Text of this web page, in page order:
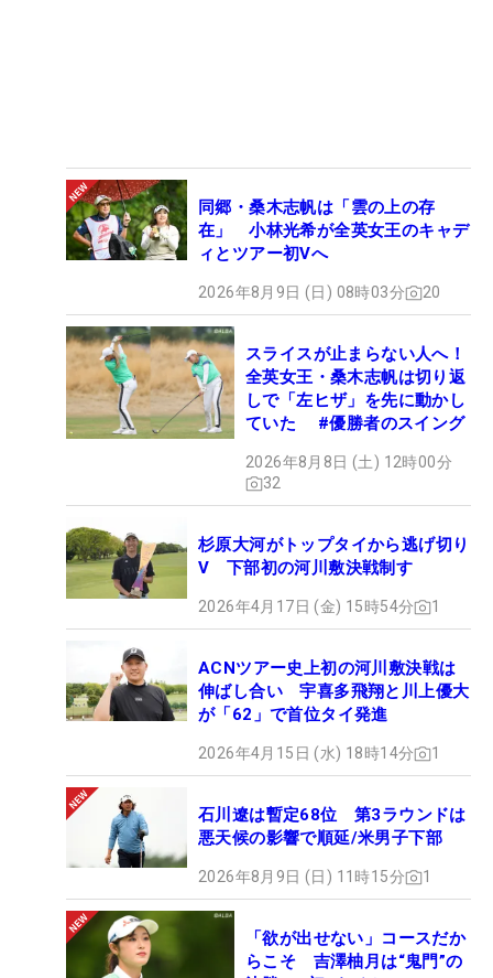
同郷・桑木志帆は「雲の上の存
在」 小林光希が全英女王のキャデ
ィとツアー初Vへ
2026年8月9日 (日) 08時03分 20
スライスが止まらない人へ！
全英女王・桑木志帆は切り返
しで「左ヒザ」を先に動かし
ていた #優勝者のスイング
2026年8月8日 (土) 12時00分
32
杉原大河がトップタイから逃げ切り
V 下部初の河川敷決戦制す
2026年4月17日 (金) 15時54分 1
ACNツアー史上初の河川敷決戦は
伸ばし合い 宇喜多飛翔と川上優大
が「62」で首位タイ発進
2026年4月15日 (水) 18時14分 1
石川遼は暫定68位 第3ラウンドは
悪天候の影響で順延/米男子下部
2026年8月9日 (日) 11時15分 1
「欲が出せない」コースだか
らこそ 吉澤柚月は“鬼門”の